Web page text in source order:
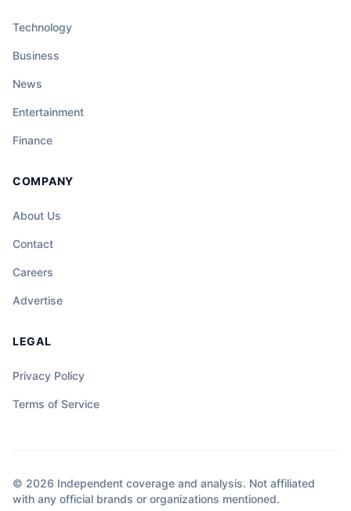
Technology
Business
News
Entertainment
Finance
COMPANY
About Us
Contact
Careers
Advertise
LEGAL
Privacy Policy
Terms of Service
© 2026 Independent coverage and analysis. Not affiliated
with any official brands or organizations mentioned.